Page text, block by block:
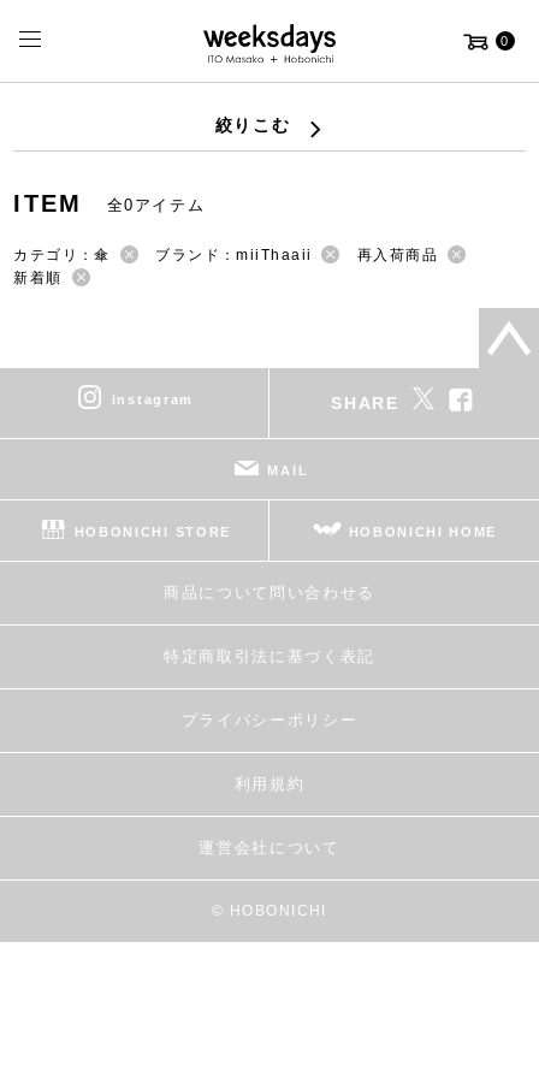
0
絞りこむ
ITEM 全0アイテム
カテゴリ：傘 ブランド：miiThaaii
再入荷商品
新着順
instagram SHARE
MAIL
HOBONICHI STORE HOBONICHI HOME
商品について問い合わせる
特定商取引法に基づく表記
プライバシーポリシー
利用規約
運営会社について
© HOBONICHI